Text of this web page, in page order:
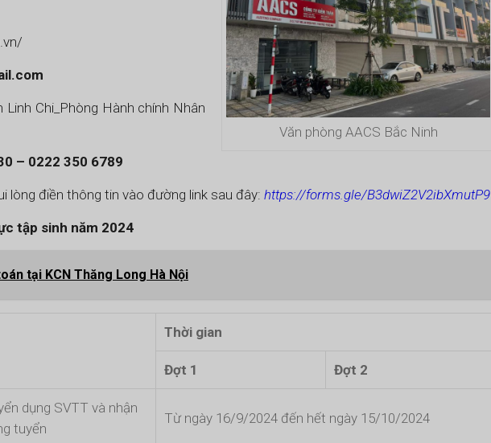
Văn phòng AACS Bắc Ninh
Chi_Phòng Hành chính Nhân
– 0222 350 6789
lòng điền thông tin vào đường link sau đây: https://forms.gle/B3dwiZ2V2ibXmutP9
tập sinh năm 2024
tại KCN Thăng Long Hà Nội
Thời gian
Đợt 1 Đợt 2
dụng SVTT và nhận
tuyển
Từ ngày 16/9/2024 đến hết ngày 15/10/2024